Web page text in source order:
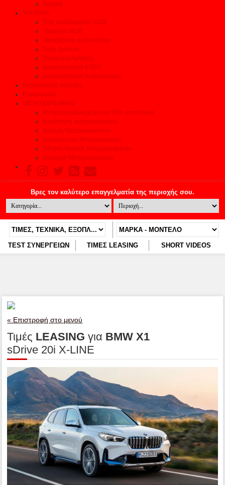
Τεχνικά
ΧΡΗΣΙΜΑ
Τέλη κυκλοφορίας 2026
Τεκμήρια 2026
Μεταβίβαση αυτοκινήτου
Τιμές Διοδίων
Τηλέφωνα Ανάγκης
Δικαιολογητικά ΚΤΕΟ
Δικαιολογητικά Ανακύκλωσης
Ηλεκτρονικές εκδόσεις
Επικοινωνία
ΜΕΤΑΧΕΙΡΙΣΜΕΝΟ
Μεταχειρισμένα μέχρι και 35% φτηνότερα
Αναζήτηση μεταχειρισμένου
Δοκιμές Μεταχειρισμένων
Αγοράζοντας Μεταχειρισμένο
Οδηγός Αγοράς Μεταχειρισμένου
Έμποροι Μεταχειρισμένων
TEST ΣΥΝΕΡΓΕΙΩΝ ΤΙΜΕΣ LEASING SHORT VIDEOS
« Επιστροφή στο μενού
Τιμές LEASING για BMW X1
sDrive 20i X-LINE